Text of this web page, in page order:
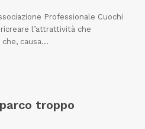
Professionale Cuochi
l’attrattività che
causa…
troppo